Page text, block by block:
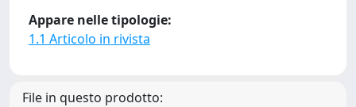
Appare nelle tipologie:
1.1 Articolo in rivista
File in questo prodotto: